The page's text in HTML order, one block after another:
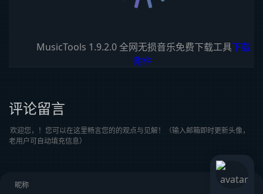
MusicTools 1.9.2.0 全网无损音乐免费下载工具下载
附件
评论留言
欢迎您，！您可以在这里畅言您的的观点与见解！（输入邮箱即时更新头像，
老用户可自动填充信息）